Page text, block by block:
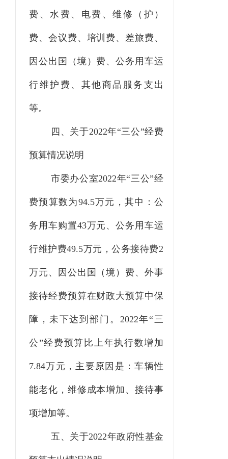
费、水费、电费、维修（护）
费、会议费、培训费、差旅费、
因公出国（境）费、公务用车运
行维护费、其他商品服务支出
等。
四、关于2022年“三公”经费
预算情况说明
市委办公室2022年“三公”经
费预算数为94.5万元，其中：公
务用车购置43万元、公务用车运
行维护费49.5万元，公务接待费2
万元、因公出国（境）费、外事
接待经费预算在财政大预算中保
障，未下达到部门。2022年“三
公”经费预算比上年执行数增加
7.84万元，主要原因是：车辆性
能老化，维修成本增加、接待事
项增加等。
五、关于2022年政府性基金